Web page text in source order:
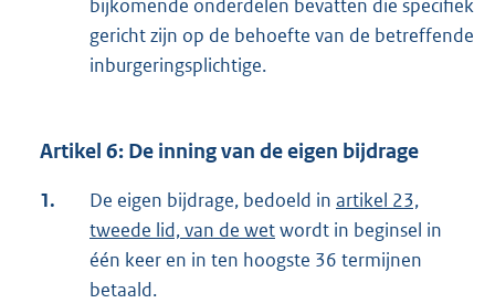
bijkomende onderdelen bevatten die specifiek
gericht zijn op de behoefte van de betreffende
inburgeringsplichtige.
Artikel 6: De inning van de eigen bijdrage
1. De eigen bijdrage, bedoeld in artikel 23,
tweede lid, van de wetwordt in beginsel in
één keer en in ten hoogste 36 termijnen
betaald.